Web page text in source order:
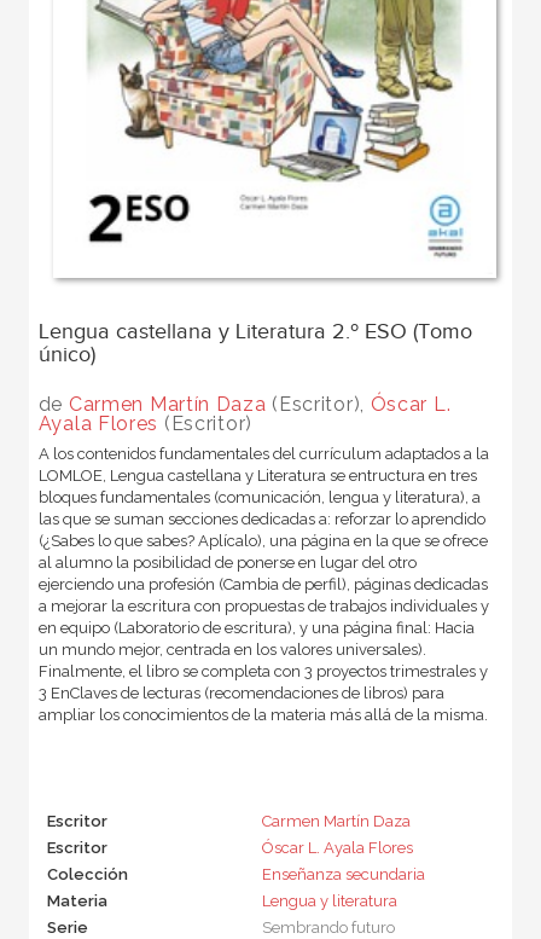
Lengua castellana y Literatura 2.º ESO (Tomo
único)
de Carmen Martín Daza (Escritor), Óscar L.
Ayala Flores (Escritor)
A los contenidos fundamentales del currículum adaptados a la
LOMLOE, Lengua castellana y Literatura se entructura en tres
bloques fundamentales (comunicación, lengua y literatura), a
las que se suman secciones dedicadas a: reforzar lo aprendido
(¿Sabes lo que sabes? Aplícalo), una página en la que se ofrece
al alumno la posibilidad de ponerse en lugar del otro
ejerciendo una profesión (Cambia de perfil), páginas dedicadas
a mejorar la escritura con propuestas de trabajos individuales y
en equipo (Laboratorio de escritura), y una página final: Hacia
un mundo mejor, centrada en los valores universales).
Finalmente, el libro se completa con 3 proyectos trimestrales y
3 EnClaves de lecturas (recomendaciones de libros) para
ampliar los conocimientos de la materia más allá de la misma.
Escritor
Carmen Martín Daza
Escritor
Óscar L. Ayala Flores
Colección
Enseñanza secundaria
Materia
Lengua y literatura
Serie
Sembrando futuro